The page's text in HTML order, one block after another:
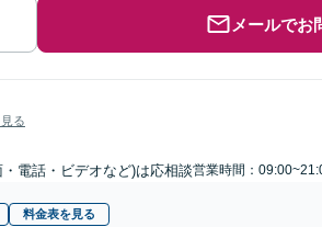
メールでお
る
電話・ビデオなど)は応相談営業時間：
料金表を見る